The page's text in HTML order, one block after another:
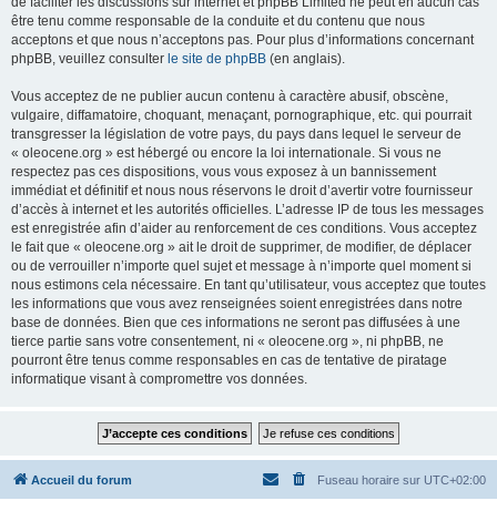
être tenu comme responsable de la conduite et du contenu que nous
acceptons et que nous n’acceptons pas. Pour plus d’informations concernant
phpBB, veuillez consulter le site de phpBB (en anglais).
Vous acceptez de ne publier aucun contenu à caractère abusif, obscène,
vulgaire, diffamatoire, choquant, menaçant, pornographique, etc. qui pourrait
transgresser la législation de votre pays, du pays dans lequel le serveur de
« oleocene.org » est hébergé ou encore la loi internationale. Si vous ne
respectez pas ces dispositions, vous vous exposez à un bannissement
immédiat et définitif et nous nous réservons le droit d’avertir votre fournisseur
d’accès à internet et les autorités officielles. L’adresse IP de tous les messages
est enregistrée afin d’aider au renforcement de ces conditions. Vous acceptez
le fait que « oleocene.org » ait le droit de supprimer, de modifier, de déplacer
ou de verrouiller n’importe quel sujet et message à n’importe quel moment si
nous estimons cela nécessaire. En tant qu’utilisateur, vous acceptez que toutes
les informations que vous avez renseignées soient enregistrées dans notre
base de données. Bien que ces informations ne seront pas diffusées à une
tierce partie sans votre consentement, ni « oleocene.org », ni phpBB, ne
pourront être tenus comme responsables en cas de tentative de piratage
informatique visant à compromettre vos données.
Accueil du forum Fuseau horaire sur UTC+02:00